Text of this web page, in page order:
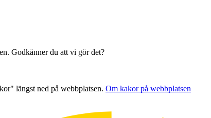
Godkänner du att vi gör det?
längst ned på webbplatsen. Om kakor på webbplatsen